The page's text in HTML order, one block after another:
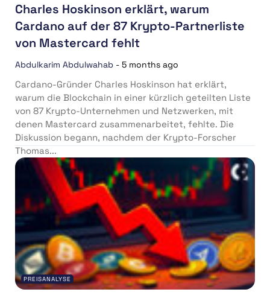
Charles Hoskinson erklärt, warum
Cardano auf der 87 Krypto-Partnerliste
von Mastercard fehlt
Abdulkarim Abdulwahab - 5 months ago
Cardano-Gründer Charles Hoskinson hat erklärt,
warum die Blockchain in einer kürzlich geteilten Liste
von 87 Krypto-Unternehmen und Netzwerken, mit
denen Mastercard zusammenarbeitet, fehlte. Die
Diskussion begann, nachdem der Krypto-Forscher
Thomas...
PREISANALYSE